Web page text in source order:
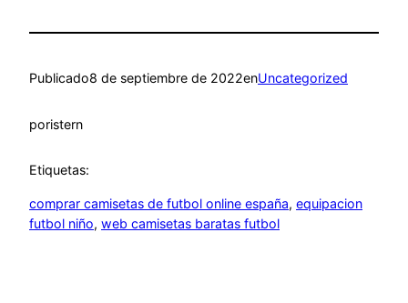
Publicado8 de septiembre de 2022enUncategorized
poristern
Etiquetas:
comprar camisetas de futbol online españa, equipacion
futbol niño, web camisetas baratas futbol